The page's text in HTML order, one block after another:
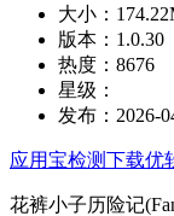
大小：
版本： 1.0.30
热度： 8676
星级：
发布： 2026-
应用宝检测下载优
花裤小子历险记